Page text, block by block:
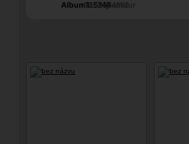
Album115240
Album64892
glamour